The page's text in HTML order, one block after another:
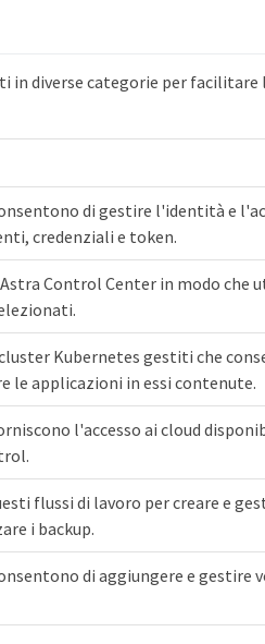
diverse categorie per facilitare
di gestire l'identità e
credenziali e token.
Control Center in modo che
Kubernetes gestiti che
le applicazioni in essi contenute.
l'accesso ai cloud
flussi di lavoro per creare e
i backup.
di aggiungere e gestire